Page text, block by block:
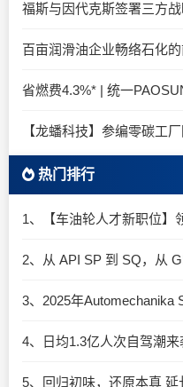
福斯与因代克斯签署三方
百亩润滑油企业畅络石化
省燃费4.3%* | 统一
热门排行
1、【车油轮人才新职位】
4、日均1.3亿人次自驾潮
5、回归初味，还原本真